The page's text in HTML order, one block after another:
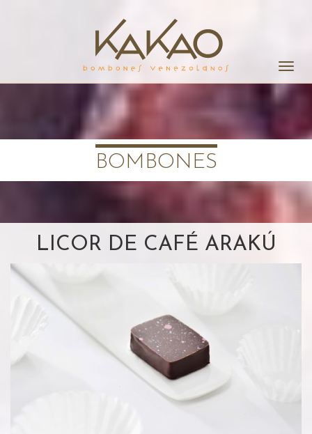
la
BOMBONES
LICOR DE CAFÉ ARAKÚ